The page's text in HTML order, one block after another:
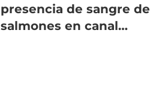
presencia de sangre de
salmones en canal